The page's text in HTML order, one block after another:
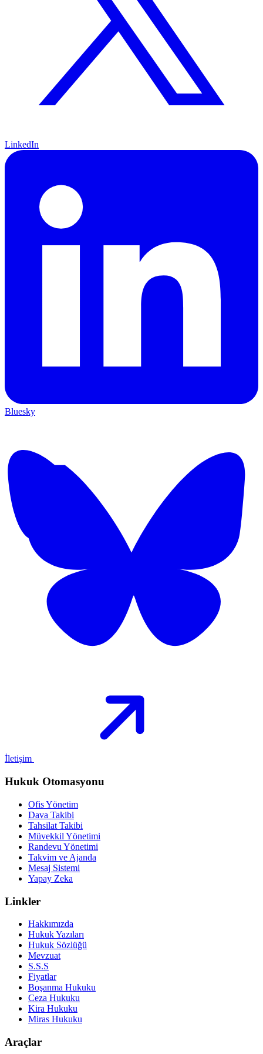
LinkedIn
Bluesky
İletişim
Hukuk Otomasyonu
Ofis Yönetim
Dava Takibi
Tahsilat Takibi
Müvekkil Yönetimi
Randevu Yönetimi
Takvim ve Ajanda
Mesaj Sistemi
Yapay Zeka
Linkler
Hakkımızda
Hukuk Yazıları
Hukuk Sözlüğü
Mevzuat
S.S.S
Fiyatlar
Boşanma Hukuku
Ceza Hukuku
Kira Hukuku
Miras Hukuku
Araçlar